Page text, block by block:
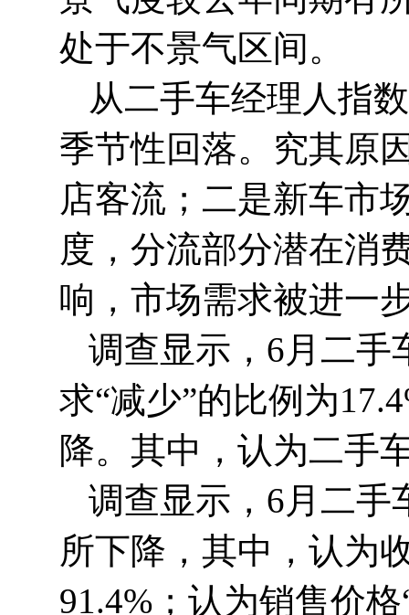
处于不景气区间。
从二手车经理人指
季节性回落。究其原
店客流；二是新车市
度，分流部分潜在消
响，市场需求被进一
调查显示，6月二手
求“减少”的比例为
降。其中，认为二手
调查显示，6月二手
所下降，其中，认为
91.4%；认为销售价